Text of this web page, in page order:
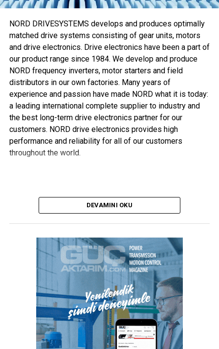
riski kadarWalring plus kurulumu için gerekli zamanı ve
boru şekillendirme süreçlerini otomatikleştirerek optimum
sistem performansı sağlamaya
, aynı zamanda gerekli tork ve dönüşü azaltmaya yardımcı
olur.
Kuenstel “Söz konusu kurulum davranışı ve performans
olduğundaWalring plusikisini de karşılıyor,” diye ekliyor.
“Günümüzde müşteriler daha hafif ve kompakt ekipman
tercih ediyor, bu yüzden daha fazla mekanik mukavemeti
olan ince çeperli borular hidrolik uygulamalarda giderek
popülerlik kazanıyor. Optimize edilmiş kesme kenarı
artırıp akış oranlarını azaltan ilave bileziğe ihtiyaç
duyulmadan ince çeperli boruların güvenli kurulumunu
sağlar.”
NORD DRIVESYSTEMS develops and produces optimally
matched drive systems consisting of gear units, motors
and drive electronics. Drive electronics have been a part of
our product range since 1984. We develop and produce
NORD frequency inverters, motor starters and field
distributors in our own factories. Many years of
experience and passion have made NORD what it is today:
a leading international complete supplier to industry and
the best long-term drive electronics partner for our
customers. NORD drive electronics provides high
performance and reliability for all of our customers
throughout the world.
DEVAMINI OKU